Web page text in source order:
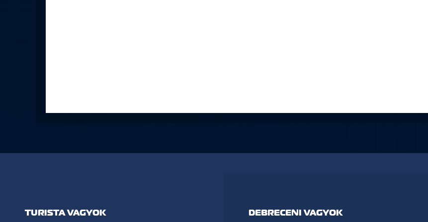
TURISTA VAGYOK DEBRECENI VAGYOK